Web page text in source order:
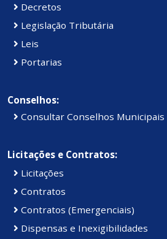
Decretos
Legislação Tributária
Leis
Portarias
Conselhos:
Consultar Conselhos Municipais
Licitações e Contratos:
Licitações
Contratos
Contratos (Emergenciais)
Dispensas e Inexigibilidades